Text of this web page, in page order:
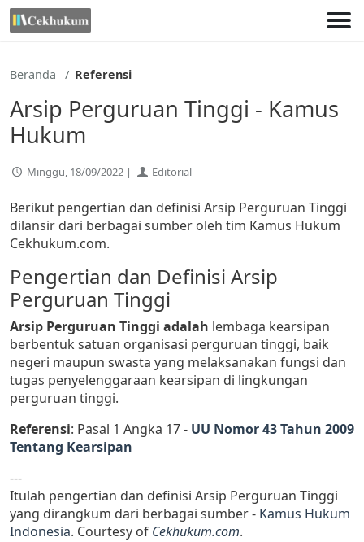
Lewati
ke
Beranda Referensi
Arsip Perguruan Tinggi - Kamus
Hukum
Minggu, 18/09/2022 | Editorial
Berikut pengertian dan definisi Arsip Perguruan Tinggi
dilansir dari berbagai sumber oleh tim Kamus Hukum
Cekhukum.com.
Pengertian dan Definisi Arsip
Perguruan Tinggi
Arsip Perguruan Tinggi adalah lembaga kearsipan
berbentuk satuan organisasi perguruan tinggi, baik
negeri maupun swasta yang melaksanakan fungsi dan
tugas penyelenggaraan kearsipan di lingkungan
perguruan tinggi.
Referensi: Pasal 1 Angka 17 - UU Nomor 43 Tahun 2009
Tentang Kearsipan
---
Itulah pengertian dan definisi Arsip Perguruan Tinggi
yang dirangkum dari berbagai sumber - Kamus Hukum
Indonesia. Courtesy of Cekhukum.com.